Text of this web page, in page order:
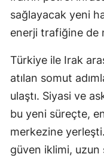
sağlayacak yeni
enerji trafiğine de
Türkiye ile Irak
atılan somut
ulaştı. Siyasi ve
bu yeni süreçte,
merkezine
güven iklimi, uzun